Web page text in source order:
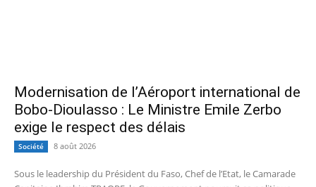
Modernisation de l’Aéroport international de
Bobo-Dioulasso : Le Ministre Emile Zerbo
exige le respect des délais
Société 8 août 2026
Sous le leadership du Président du Faso, Chef de l’Etat, le Camarade